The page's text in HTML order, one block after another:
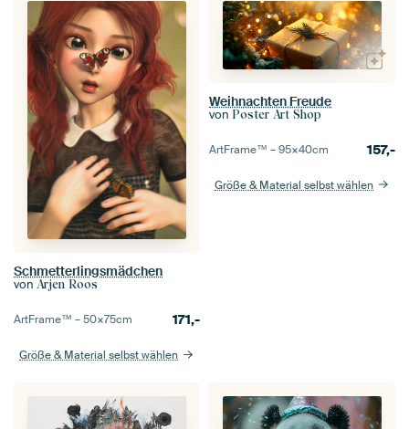
Schmetterlingsmädchen
von Arjen Roos
ArtFrame™ –50×75cm 171,-
Größe & Material selbst wählen
Weihnachten Freude
von Poster Art Shop
ArtFrame™ –95×40cm 157,-
Größe & Material selbst wählen